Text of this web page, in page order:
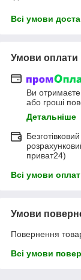
Всі умови
Умови оплати
Ви
або гроші
Детальніше
приват24)
Всі умови
Умови
Повернення
Всі умови